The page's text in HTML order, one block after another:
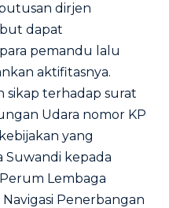
dirjen
dapat
pemandu lalu
aktifitasnya.
sikap terhadap surat
Udara nomor KP
yang
Suwandi kepada
Lembaga
Penerbangan